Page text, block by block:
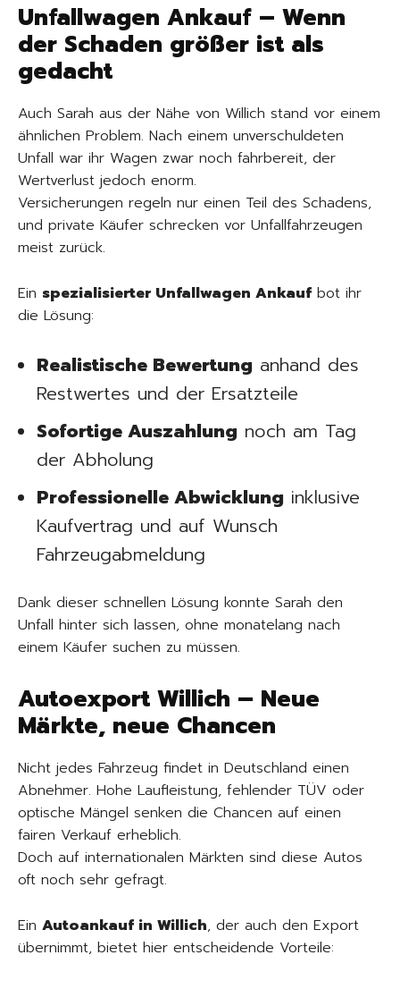
Unfallwagen Ankauf – Wenn
der Schaden größer ist als
gedacht
Auch Sarah aus der Nähe von Willich stand vor einem
ähnlichen Problem. Nach einem unverschuldeten
Unfall war ihr Wagen zwar noch fahrbereit, der
Wertverlust jedoch enorm.
Versicherungen regeln nur einen Teil des Schadens,
und private Käufer schrecken vor Unfallfahrzeugen
meist zurück.
Ein spezialisierter Unfallwagen Ankauf bot ihr
die Lösung:
Realistische Bewertung anhand des
Restwertes und der Ersatzteile
Sofortige Auszahlung noch am Tag
der Abholung
Professionelle Abwicklung inklusive
Kaufvertrag und auf Wunsch
Fahrzeugabmeldung
Dank dieser schnellen Lösung konnte Sarah den
Unfall hinter sich lassen, ohne monatelang nach
einem Käufer suchen zu müssen.
Autoexport Willich – Neue
Märkte, neue Chancen
Nicht jedes Fahrzeug findet in Deutschland einen
Abnehmer. Hohe Laufleistung, fehlender TÜV oder
optische Mängel senken die Chancen auf einen
fairen Verkauf erheblich.
Doch auf internationalen Märkten sind diese Autos
oft noch sehr gefragt.
Ein Autoankauf in Willich, der auch den Export
übernimmt, bietet hier entscheidende Vorteile: